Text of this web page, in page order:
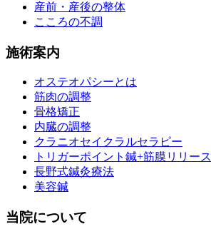
産前・産後の整体
こころの不調
施術案内
オステオパシーとは
筋肉の調整
骨格矯正
内臓の調整
クラニオセイクラルセラピー
トリガーポイント鍼+筋膜リリース
長野式鍼灸療法
美容鍼
当院について